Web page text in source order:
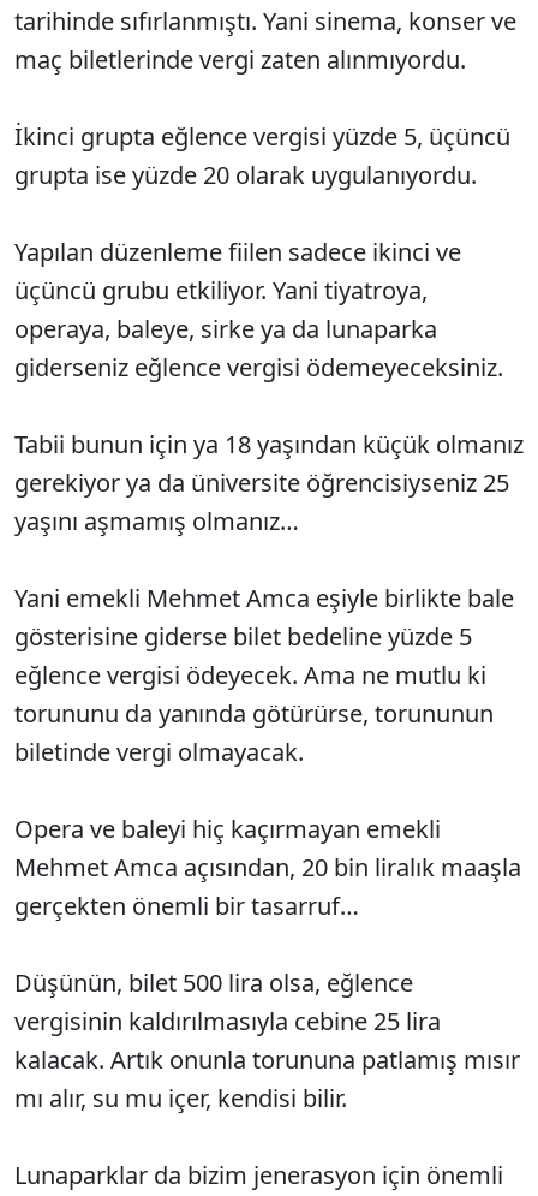
tarihinde sıfırlanmıştı. Yani sinema, konser ve
maç biletlerinde vergi zaten alınmıyordu.
İkinci grupta eğlence vergisi yüzde 5, üçüncü
grupta ise yüzde 20 olarak uygulanıyordu.
Yapılan düzenleme fiilen sadece ikinci ve
üçüncü grubu etkiliyor. Yani tiyatroya,
operaya, baleye, sirke ya da lunaparka
giderseniz eğlence vergisi ödemeyeceksiniz.
Tabii bunun için ya 18 yaşından küçük olmanız
gerekiyor ya da üniversite öğrencisiyseniz 25
yaşını aşmamış olmanız…
Yani emekli Mehmet Amca eşiyle birlikte bale
gösterisine giderse bilet bedeline yüzde 5
eğlence vergisi ödeyecek. Ama ne mutlu ki
torununu da yanında götürürse, torununun
biletinde vergi olmayacak.
Opera ve baleyi hiç kaçırmayan emekli
Mehmet Amca açısından, 20 bin liralık maaşla
gerçekten önemli bir tasarruf…
Düşünün, bilet 500 lira olsa, eğlence
vergisinin kaldırılmasıyla cebine 25 lira
kalacak. Artık onunla torununa patlamış mısır
mı alır, su mu içer, kendisi bilir.
Lunaparklar da bizim jenerasyon için önemli